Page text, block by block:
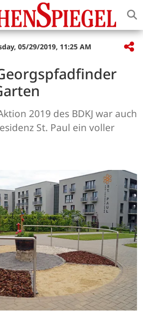
05/29/2019, 11:25 AM
2019 des BDKJ war auch
St. Paul ein voller